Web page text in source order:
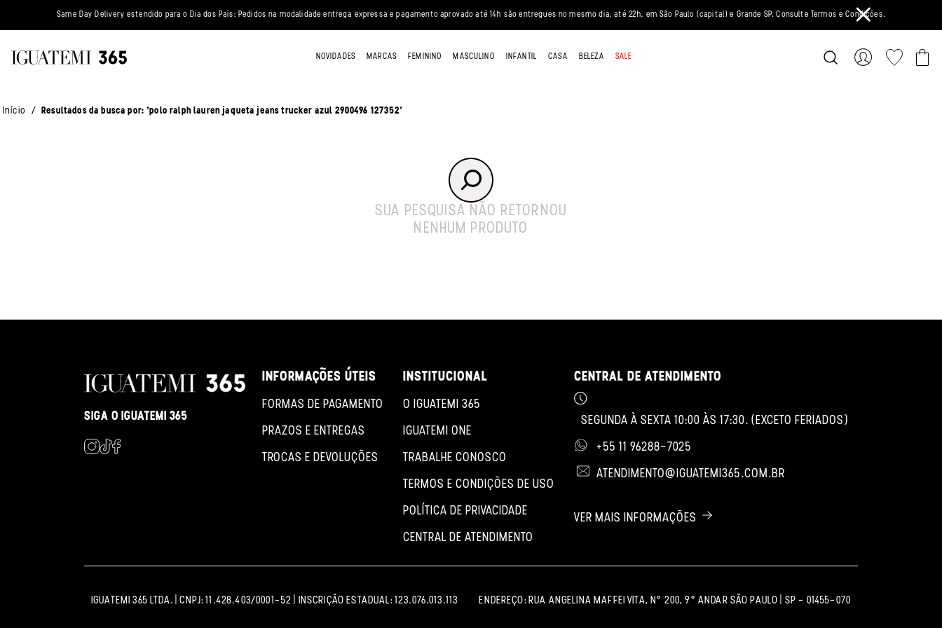
Same Day Delivery estendido para o Dia dos Pais: Pedidos na modalidade entrega expressa e pagamento aprovado até 14h são entregues no mesmo dia, até 22h, em São Paulo (capital) e Grande SP. Consulte Termos e Condições.
NOVIDADES MARCAS FEMININO MASCULINO INFANTIL CASA BELEZA SALE
Início / Resultados da busca por: 'polo ralph lauren jaqueta jeans trucker azul 2900496 127352'
SUA PESQUISA NÃO RETORNOU
NENHUM PRODUTO
SIGA O IGUATEMI 365
INFORMAÇÕES ÚTEIS
FORMAS DE PAGAMENTO
PRAZOS E ENTREGAS
TROCAS E DEVOLUÇÕES
INSTITUCIONAL
O IGUATEMI 365
IGUATEMI ONE
TRABALHE CONOSCO
TERMOS E CONDIÇÕES DE USO
POLÍTICA DE PRIVACIDADE
CENTRAL DE ATENDIMENTO
CENTRAL DE ATENDIMENTO
SEGUNDA À SEXTA 10:00 ÀS 17:30. (EXCETO FERIADOS)
+55 11 96288-7025
ATENDIMENTO@IGUATEMI365.COM.BR
VER MAIS INFORMAÇÕES
IGUATEMI 365 LTDA. | CNPJ: 11.428.403/0001-52 | INSCRIÇÃO ESTADUAL: 123.076.013.113 ENDEREÇO: RUA ANGELINA MAFFEI VITA, Nº 200, 9º ANDAR SÃO PAULO | SP - 01455-070